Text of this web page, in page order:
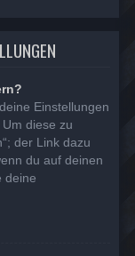
Einstellungen
diese zu
der Link dazu
du auf deinen
deine